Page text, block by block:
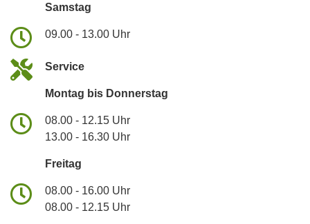
Samstag
09.00 - 13.00 Uhr
Service
Montag bis Donnerstag
08.00 - 12.15 Uhr
13.00 - 16.30 Uhr
Freitag
08.00 - 16.00 Uhr
08.00 - 12.15 Uhr